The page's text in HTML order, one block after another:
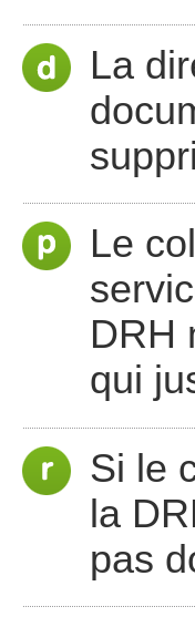
La
Le
DRH
qui
Si le
la
pas